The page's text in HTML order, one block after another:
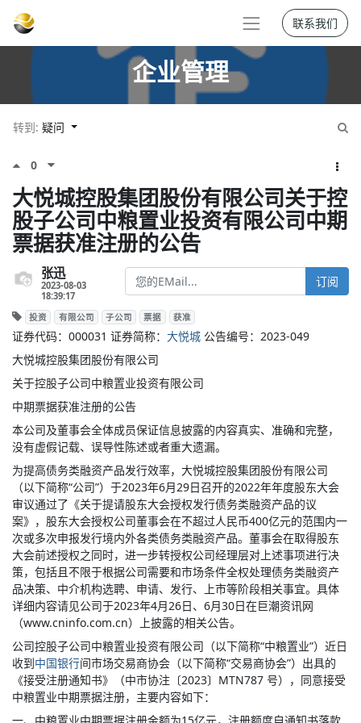
联系我们
企业管理
转到: 疑问
0
大悦城控股集团股份有限公司关于控
股子公司中粮置业投资有限公司中期
票据获准注册的公告
张迅
2023-08-03
18:39:17
订阅
投资 有限公司 子公司 票据 获准
证券代码：000031 证券简称： 大悦城 公告编号：2023-049
大悦城控股集团股份有限公司
关于控股子公司中粮置业投资有限公司
中期票据获准注册的公告
本公司及董事会全体成员保证信息披露的内容真实、准确和完整，
没有虚假记载、误导性陈述或者重大遗漏。
为提高债务类融资产品发行效率，大悦城控股集团股份有限公司
（以下简称“公司”）于2023年6月29日召开的2022年年度股东大会
审议通过了《关于提请股东大会授权发行债务类融资产品的议
案》，股东大会授权公司董事会在不超过人民币400亿元的范围内一
次或多次申报发行境内外各类债务类融资产品。董事会在取得股东
大会前述授权之同时，进一步转授权公司经理层对上述事项进行决
策，包括且不限于根据公司需要和市场条件全权处理债务类融资产
品决策、中介机构选聘、申请、发行、上市等阶段相关事宜。具体
详细内容请见公司于2023年4月26日、6月30日在巨潮资讯网
（www.cninfo.com.cn）上披露的相关公告。
公司控股子公司中粮置业投资有限公司（以下简称“中粮置业”）近日
收到中国银行间市场交易商协会（以下简称“交易商协会”）出具的
《接受注册通知书》（中市协注〔2023〕MTN787 号），同意接受
中粮置业中期票据注册，主要内容如下：